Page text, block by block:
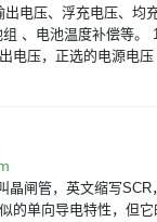
电压、浮充电压、均
、电池温度补偿等。
电压，正选的电源电压
晶闸管，英文缩写SCR
的单向导电特性，但它